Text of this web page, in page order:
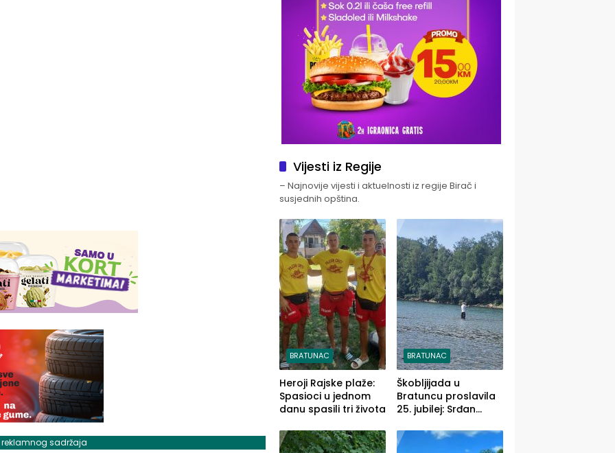
reklamnog sadržaja
Vijesti iz Regije
– Najnovije vijesti i aktuelnosti iz regije Birač i
susjednih opština.
BRATUNAC
Heroji Rajske plaže:
Spasioci u jednom
danu spasili tri života
BRATUNAC
Škobljijada u
Bratuncu proslavila
25. jubilej: Srđan
ulovom od 2.040
grama (FOTO)